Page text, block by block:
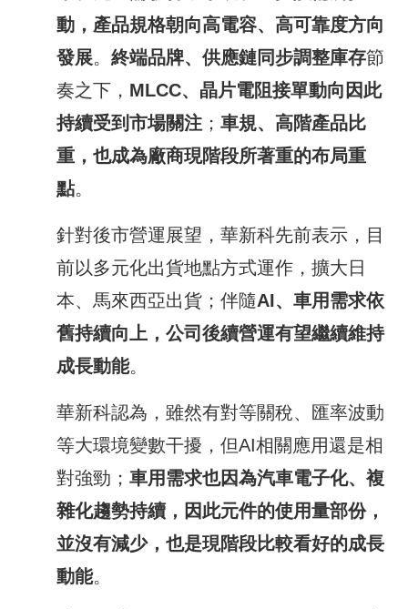
動，產品規格朝向高電容、高可靠度方向
發展。終端品牌、供應鏈同步調整庫存節
奏之下， MLCC、晶片電阻接單動向因此
持續受到市場關注 ；車規、高階產品比
重，也成為廠商現階段所著重的布局重
點。
針對後市營運展望，華新科先前表示，目
前以多元化出貨地點方式運作，擴大日
本、馬來西亞出貨；伴隨AI、車用需求依
舊持續向上，公司後續營運有望繼續維持
成長動能。
華新科認為，雖然有對等關稅、匯率波動
等大環境變數干擾，但AI相關應用還是相
對強勁；車用需求也因為汽車電子化、複
雜化趨勢持續，因此元件的使用量部份，
並沒有減少，也是現階段比較看好的成長
動能。